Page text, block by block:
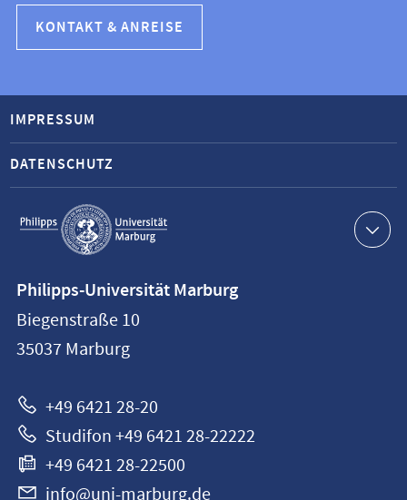
KONTAKT & ANREISE
Service-
Navigation
IMPRESSUM
DATENSCHUTZ
Philipps-
Universität
Marburg
Philipps-Universität Marburg
Biegenstraße 10
35037 Marburg
+49 6421 28-20
Studifon +49 6421 28-22222
+49 6421 28-22500
info@uni-marburg.de